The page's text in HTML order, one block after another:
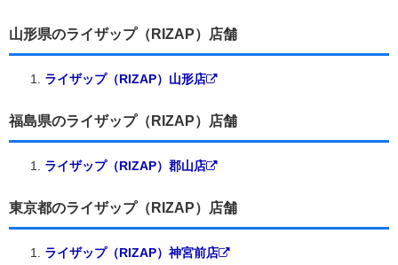
山形県のライザップ（RIZAP）店舗
ライザップ（RIZAP）山形店
福島県のライザップ（RIZAP）店舗
ライザップ（RIZAP）郡山店
東京都のライザップ（RIZAP）店舗
ライザップ（RIZAP）神宮前店